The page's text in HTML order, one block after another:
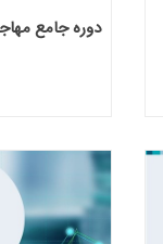
دوره جامع